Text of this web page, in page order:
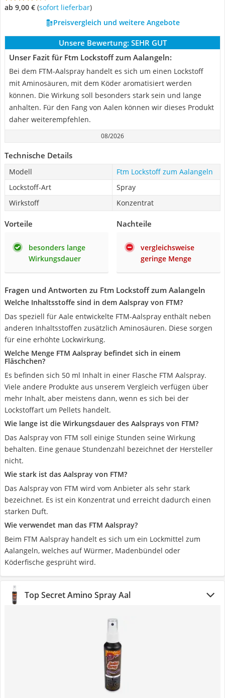
ab 9,00 € ( Sofort lieferbar)
Preisvergleich und weitere Angebote
Unsere Bewertung: SEHR GUT
Unser Fazit für Ftm Lockstoff zum Aalangeln:
Bei dem FTM-Aalspray handelt es sich um einen Lockstoff
mit Aminosäuren, mit dem Köder aromatisiert werden
können. Die Wirkung soll besonders stark sein und lange
anhalten. Für den Fang von Aalen können wir dieses Produkt
daher weiterempfehlen.
08/2026
Technische Details
Modell
Ftm Lockstoff zum Aalangeln
Lockstoff-Art
Spray
Wirkstoff
Konzentrat
Vorteile
besonders lange
Wirkungsdauer
Nachteile
vergleichsweise
geringe Menge
Fragen und Antworten zu Ftm Lockstoff zum Aalangeln
Welche Inhaltsstoffe sind in dem Aalspray von FTM?
Das speziell für Aale entwickelte FTM-Aalspray enthält neben
anderen Inhaltsstoffen zusätzlich Aminosäuren. Diese sorgen
für eine erhöhte Lockwirkung.
Welche Menge FTM Aalspray befindet sich in einem
Fläschchen?
Es befinden sich 50 ml Inhalt in einer Flasche FTM Aalspray.
Viele andere Produkte aus unserem Vergleich verfügen über
mehr Inhalt, aber meistens dann, wenn es sich bei der
Lockstoffart um Pellets handelt.
Wie lange ist die Wirkungsdauer des Aalsprays von FTM?
Das Aalspray von FTM soll einige Stunden seine Wirkung
behalten. Eine genaue Stundenzahl bezeichnet der Hersteller
nicht.
Wie stark ist das Aalspray von FTM?
Das Aalspray von FTM wird vom Anbieter als sehr stark
bezeichnet. Es ist ein Konzentrat und erreicht dadurch einen
starken Duft.
Wie verwendet man das FTM Aalspray?
Beim FTM Aalspray handelt es sich um ein Lockmittel zum
Aalangeln, welches auf Würmer, Madenbündel oder
Köderfische gesprüht wird.
Top Secret Amino Spray Aal